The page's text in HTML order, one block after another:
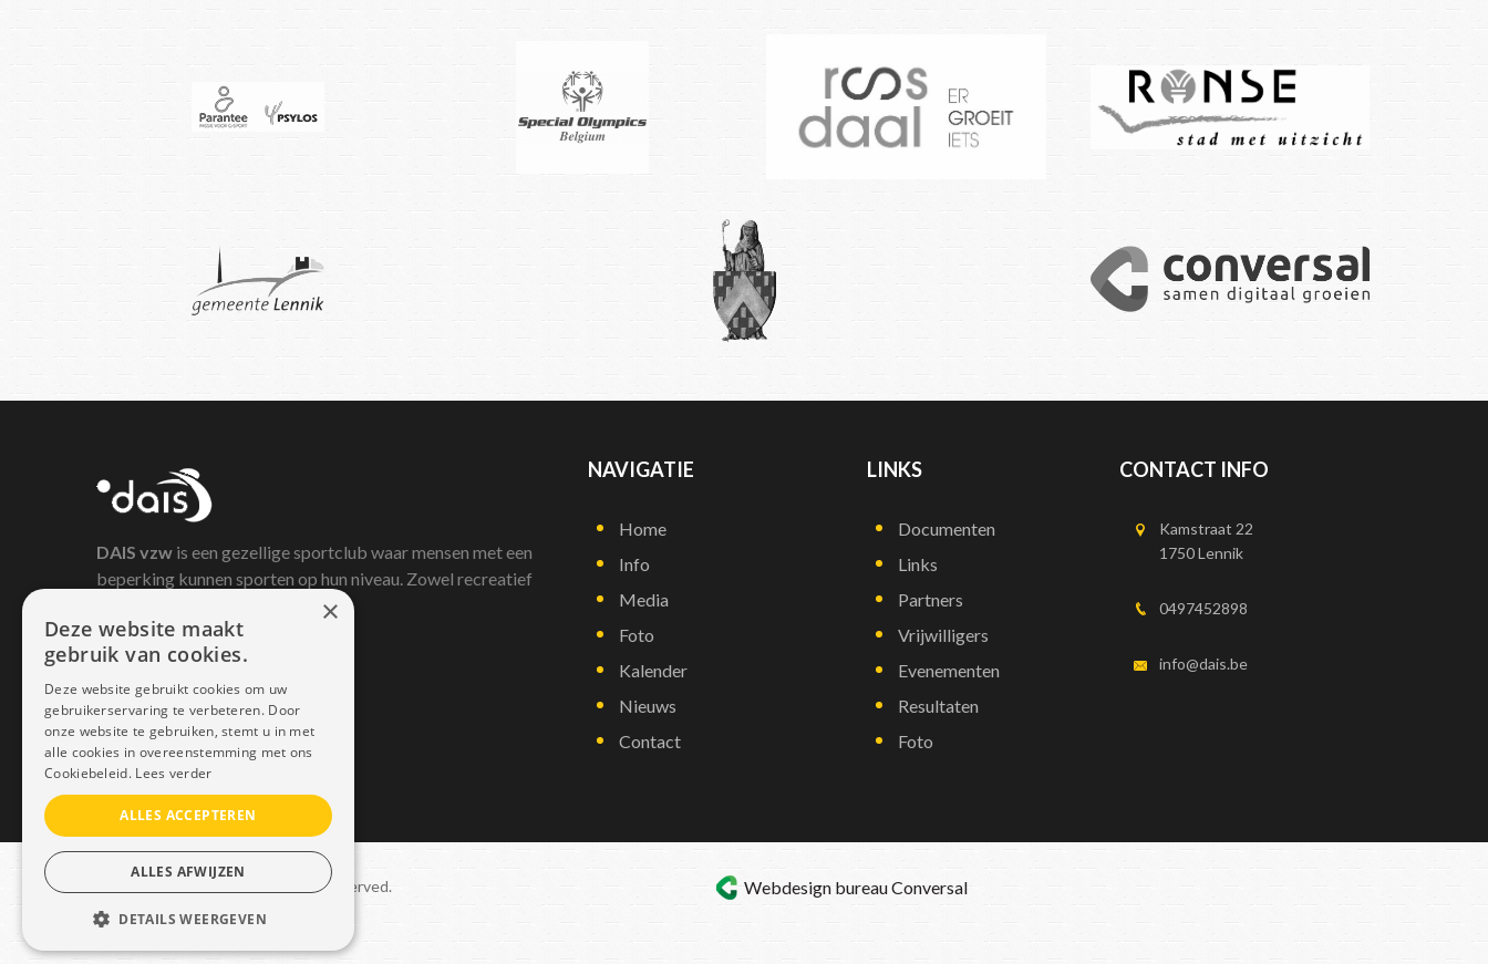
DAIS vzw is een gezellige sportclub waar mensen met een
beperking kunnen sporten op hun niveau. Zowel recreatief
NAVIGATIE
Home
Info
Media
Foto
Kalender
Nieuws
Contact
LINKS
Documenten
Links
Partners
Vrijwilligers
Evenementen
Resultaten
Foto
CONTACT INFO
Kamstraat 22
1750 Lennik
0497452898
info@dais.be
Copyright © 2021 Dais. All rights reserved.
Sitemap–GDPR
Webdesign bureauConversal
×
Deze website maakt
gebruik van cookies.
Deze website gebruikt cookies om uw
gebruikerservaring te verbeteren. Door
onze website te gebruiken, stemt u in met
alle cookies in overeenstemming met ons
Cookiebeleid. Lees verder
ALLES ACCEPTEREN
ALLES AFWIJZEN
DETAILS WEERGEVEN
STRIKT NOODZAKELIJK